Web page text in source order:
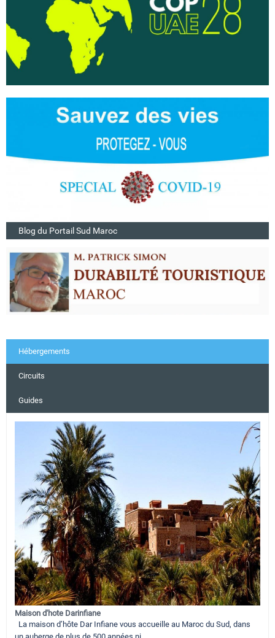
Blog du Portail Sud Maroc
Hébergements
Circuits
Guides
Maison d'hote Darinfiane
La maison d’hôte Dar Infiane vous accueille au Maroc du Sud, dans
un auberge de plus de 500 années ni